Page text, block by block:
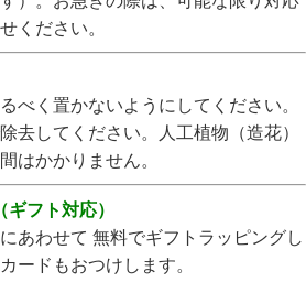
ください。
べく置かないようにしてください。
去してください。人工植物（造花）
はかかりません。
フト対応）
あわせて 無料でギフトラッピングし
ードもおつけします。